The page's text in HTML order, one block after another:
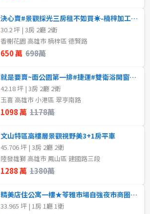
決心賣#景觀採光三房租不如買☀-楠梓加工區生活圈
30.2 坪 | 3房 2廳 2衛
香榭花園 高雄市 楠梓區 德賢路
650 萬 698萬
就是要賣~面公園第一排#捷運#雙衛浴開窗#三房平移車位
42.18 坪 | 3房 2廳 2衛
玉喜 高雄市 小港區 翠亨南路
1098 萬 1178萬
文山特區高樓層景觀視野美3+1房平車
45.706 坪 | 3房 2廳 2衛
陸發雄獅 高雄市 鳳山區 建國路三段
1288 萬 1380萬
精美店住公寓一樓★苓雅市場自強夜市商圈★好租好住
33.965 坪 | 1房 1廳 1衛